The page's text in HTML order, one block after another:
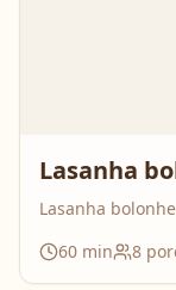
Lasanha
Lasanha
60 min 8